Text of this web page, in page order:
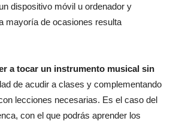
dispositivo móvil u ordenador y
mayoría de ocasiones resulta
a tocar un instrumento musical sin
de acudir a clases y complementando
lecciones necesarias. Es el caso del
con el que podrás aprender los